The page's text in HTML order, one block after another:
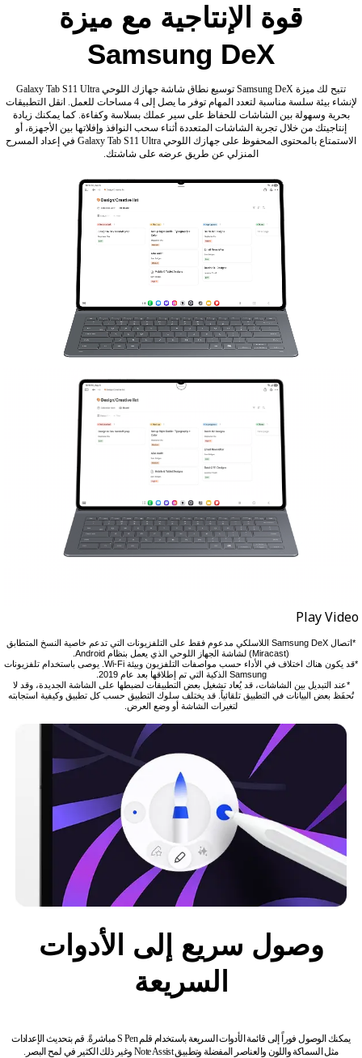
قوة الإنتاجية مع ميزة
Samsung DeX
تتيح لك ميزة Samsung DeX توسيع نطاق شاشة جهازك اللوحي Galaxy Tab S11 Ultra
لإنشاء بيئة سلسة مناسبة لتعدد المهام توفر ما يصل إلى 4 مساحات للعمل. انقل التطبيقات
بحرية وسهولة بين الشاشات للحفاظ على سير عملك بسلاسة وكفاءة. كما يمكنك زيادة
إنتاجيتك من خلال تجربة الشاشات المتعددة أثناء سحب النوافذ وإفلاتها بين الأجهزة، أو
الاستمتاع بالمحتوى المحفوظ على جهازك اللوحي Galaxy Tab S11 Ultra في إعداد المسرح
المنزلي عن طريق عرضه على شاشتك.
Play Video
*اتصال Samsung DeX اللاسلكي مدعوم فقط على التلفزيونات التي تدعم خاصية النسخ المتطابق
(Miracast) لشاشة الجهاز اللوحي الذي يعمل بنظام Android.
*قد يكون هناك اختلاف في الأداء حسب مواصفات التلفزيون وبيئة Wi-Fi. يوصى باستخدام تلفزيونات
Samsung الذكية التي تم إطلاقها بعد عام 2019.
*عند التبديل بين الشاشات، قد يُعاد تشغيل بعض التطبيقات لضبطها على الشاشة الجديدة، وقد لا
تُحفَظ بعض البيانات في التطبيق تلقائياً. قد يختلف سلوك التطبيق حسب كل تطبيق وكيفية استجابته
لتغيرات الشاشة أو وضع العرض.
وصول سريع إلى الأدوات
السريعة
يمكنك الوصول فوراً إلى قائمة الأدوات السريعة باستخدام قلم S Pen مباشرةً. قم بتحديث الإعدادات
مثل السماكة واللون والعناصر المفضلة وتطبيق Note Assist وغير ذلك الكثير في لمح البصر.